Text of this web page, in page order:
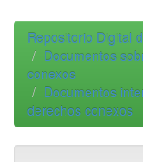
Repositorio Digital
Documentos
conexos
Documentos
derechos conexos